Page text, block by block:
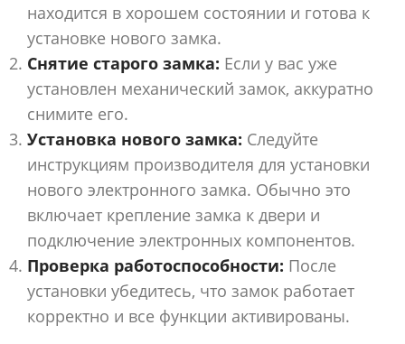
находится в хорошем состоянии и готова к
установке нового замка.
Снятие старого замка: Если у вас уже
установлен механический замок, аккуратно
снимите его.
Установка нового замка: Следуйте
инструкциям производителя для установки
нового электронного замка. Обычно это
включает крепление замка к двери и
подключение электронных компонентов.
Проверка работоспособности: После
установки убедитесь, что замок работает
корректно и все функции активированы.